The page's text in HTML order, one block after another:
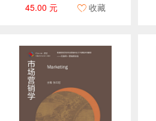
45.00 元 收藏